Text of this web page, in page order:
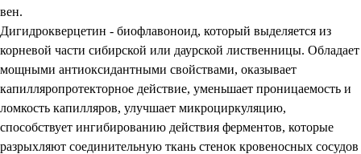
вен.
Дигидрокверцетин - биофлавоноид, который выделяется из
корневой части сибирской или даурской лиственницы. Обладает
мощными антиоксидантными свойствами, оказывает
капилляропротекторное действие, уменьшает проницаемость и
ломкость капилляров, улучшает микроциркуляцию,
способствует ингибированию действия ферментов, которые
разрыхляют соединительную ткань стенок кровеносных сосудов